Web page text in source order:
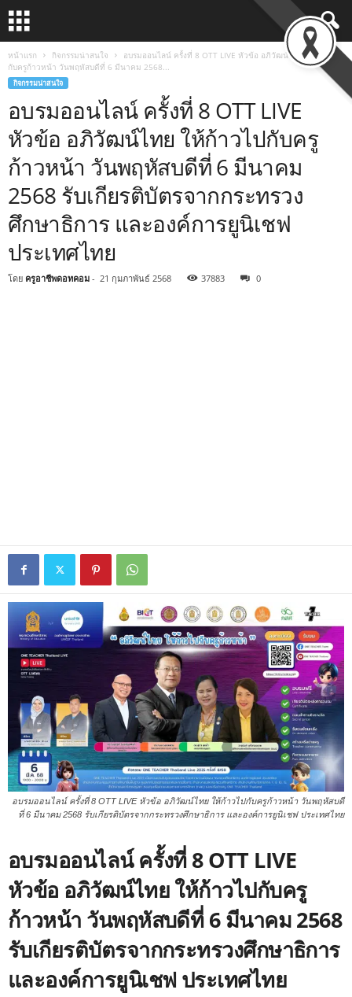
หน้าแรก กิจกรรมน่าสนใจ
อบรมออนไลน์ ครั้งที่ 8 OTT LIVE หัวข้อ อภิวัฒน์ไทย ให้ก้าวไป
กับครูก้าวหน้า วันพฤหัสบดีที่ 6 มีนาคม 2568...
กิจกรรมน่าสนใจ
อบรมออนไลน์ ครั้งที่ 8 OTT LIVE
หัวข้อ อภิวัฒน์ไทย ให้ก้าวไปกับครู
ก้าวหน้า วันพฤหัสบดีที่ 6 มีนาคม
2568 รับเกียรติบัตรจากกระทรวง
ศึกษาธิการ และองค์การยูนิเชฟ
ประเทศไทย
โดย ครูอาชีพดอทคอม - 21 กุมภาพันธ์ 2568 37883 0
อบรมออนไลน์ ครั้งที่ 8 OTT LIVE หัวข้อ อภิวัฒน์ไทย ให้ก้าวไปกับครูก้าวหน้า วันพฤหัสบดี
ที่ 6 มีนาคม 2568 รับเกียรติบัตรจากกระทรวงศึกษาธิการ และองค์การยูนิเชฟ ประเทศไทย
อบรมออนไลน์ ครั้งที่ 8 OTT LIVE
หัวข้อ อภิวัฒน์ไทย ให้ก้าวไปกับครู
ก้าวหน้า วันพฤหัสบดีที่ 6 มีนาคม 2568
รับเกียรติบัตรจากกระทรวงศึกษาธิการ
และองค์การยูนิเชฟ ประเทศไทย